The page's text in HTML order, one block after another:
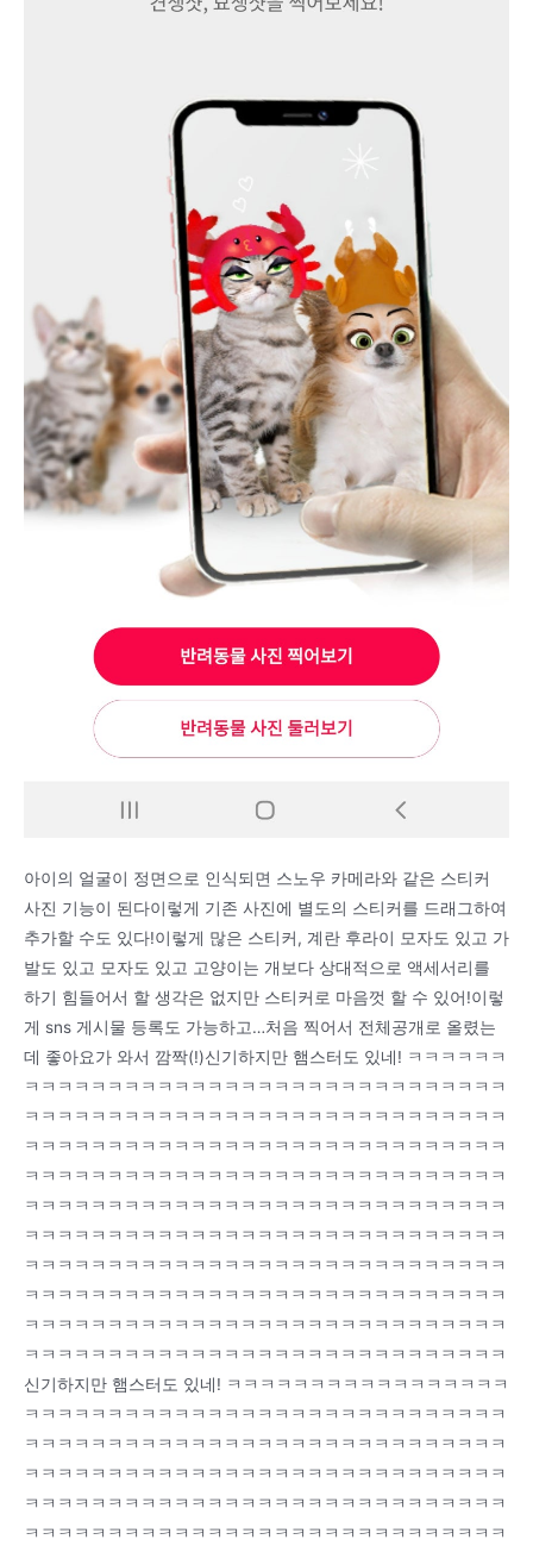
아이의 얼굴이 정면으로 인식되면 스노우 카메라와 같은 스티커
사진 기능이 된다이렇게 기존 사진에 별도의 스티커를 드래그하여
추가할 수도 있다!이렇게 많은 스티커, 계란 후라이 모자도 있고 가
발도 있고 모자도 있고 고양이는 개보다 상대적으로 액세서리를
하기 힘들어서 할 생각은 없지만 스티커로 마음껏 할 수 있어!이렇
게 sns 게시물 등록도 가능하고…처음 찍어서 전체공개로 올렸는
데 좋아요가 와서 깜짝(!)신기하지만 햄스터도 있네! ㅋㅋㅋㅋㅋㅋ
ㅋㅋㅋㅋㅋㅋㅋㅋㅋㅋㅋㅋㅋㅋㅋㅋㅋㅋㅋㅋㅋㅋㅋㅋㅋㅋㅋㅋㅋ
ㅋㅋㅋㅋㅋㅋㅋㅋㅋㅋㅋㅋㅋㅋㅋㅋㅋㅋㅋㅋㅋㅋㅋㅋㅋㅋㅋㅋㅋ
ㅋㅋㅋㅋㅋㅋㅋㅋㅋㅋㅋㅋㅋㅋㅋㅋㅋㅋㅋㅋㅋㅋㅋㅋㅋㅋㅋㅋㅋ
ㅋㅋㅋㅋㅋㅋㅋㅋㅋㅋㅋㅋㅋㅋㅋㅋㅋㅋㅋㅋㅋㅋㅋㅋㅋㅋㅋㅋㅋ
ㅋㅋㅋㅋㅋㅋㅋㅋㅋㅋㅋㅋㅋㅋㅋㅋㅋㅋㅋㅋㅋㅋㅋㅋㅋㅋㅋㅋㅋ
ㅋㅋㅋㅋㅋㅋㅋㅋㅋㅋㅋㅋㅋㅋㅋㅋㅋㅋㅋㅋㅋㅋㅋㅋㅋㅋㅋㅋㅋ
ㅋㅋㅋㅋㅋㅋㅋㅋㅋㅋㅋㅋㅋㅋㅋㅋㅋㅋㅋㅋㅋㅋㅋㅋㅋㅋㅋㅋㅋ
ㅋㅋㅋㅋㅋㅋㅋㅋㅋㅋㅋㅋㅋㅋㅋㅋㅋㅋㅋㅋㅋㅋㅋㅋㅋㅋㅋㅋㅋ
ㅋㅋㅋㅋㅋㅋㅋㅋㅋㅋㅋㅋㅋㅋㅋㅋㅋㅋㅋㅋㅋㅋㅋㅋㅋㅋㅋㅋㅋ
ㅋㅋㅋㅋㅋㅋㅋㅋㅋㅋㅋㅋㅋㅋㅋㅋㅋㅋㅋㅋㅋㅋㅋㅋㅋㅋㅋㅋㅋ
신기하지만 햄스터도 있네! ㅋㅋㅋㅋㅋㅋㅋㅋㅋㅋㅋㅋㅋㅋㅋㅋㅋ
ㅋㅋㅋㅋㅋㅋㅋㅋㅋㅋㅋㅋㅋㅋㅋㅋㅋㅋㅋㅋㅋㅋㅋㅋㅋㅋㅋㅋㅋ
ㅋㅋㅋㅋㅋㅋㅋㅋㅋㅋㅋㅋㅋㅋㅋㅋㅋㅋㅋㅋㅋㅋㅋㅋㅋㅋㅋㅋㅋ
ㅋㅋㅋㅋㅋㅋㅋㅋㅋㅋㅋㅋㅋㅋㅋㅋㅋㅋㅋㅋㅋㅋㅋㅋㅋㅋㅋㅋㅋ
ㅋㅋㅋㅋㅋㅋㅋㅋㅋㅋㅋㅋㅋㅋㅋㅋㅋㅋㅋㅋㅋㅋㅋㅋㅋㅋㅋㅋㅋ
ㅋㅋㅋㅋㅋㅋㅋㅋㅋㅋㅋㅋㅋㅋㅋㅋㅋㅋㅋㅋㅋㅋㅋㅋㅋㅋㅋㅋㅋ